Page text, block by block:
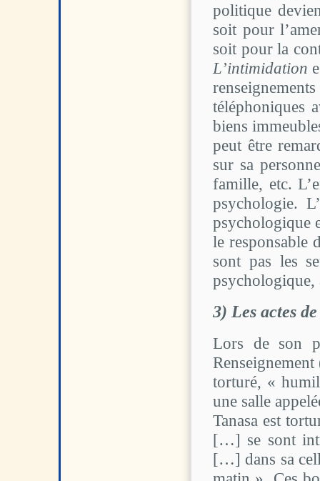
politique
soit pour
soit pour la
L’intimidation
téléphoniques
biens
peut être
sur sa
famille, etc.
psychologie.
psychologique
le responsable
sont pas les
psychologique,
3) Les actes
Lors de son
torturé, «
une salle
Tanasa est
[…] se sont
[…] dans sa